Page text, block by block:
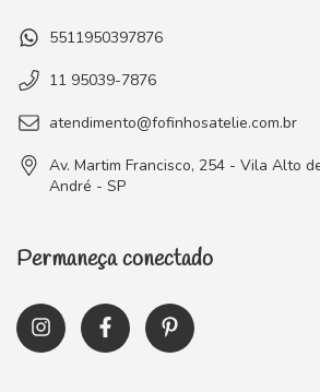
5511950397876
11 95039-7876
atendimento@fofinhosatelie.com.br
Av. Martim Francisco, 254 - Vila Alto
André - SP
Permaneça conectado